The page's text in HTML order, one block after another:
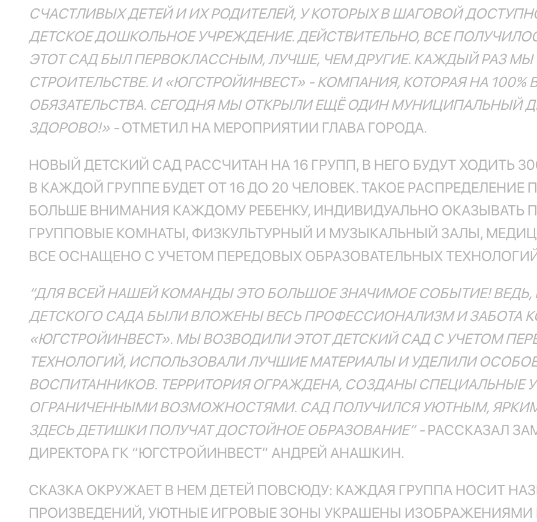
СЧАСТЛИВЫХ ДЕТЕЙ И ИХ РОДИТЕЛЕЙ, У КОТОРЫХ В ШАГОВОЙ
ДЕТСКОЕ ДОШКОЛЬНОЕ УЧРЕЖДЕНИЕ. ДЕЙСТВИТЕЛЬНО, ВСЕ
ЭТОТ САД БЫЛ ПЕРВОКЛАССНЫМ, ЛУЧШЕ, ЧЕМ ДРУГИЕ. КАЖДЫЙ РАЗ
СТРОИТЕЛЬСТВЕ. И «ЮГСТРОЙИНВЕСТ» - КОМПАНИЯ, КОТОРАЯ НА 100%
ОБЯЗАТЕЛЬСТВА. СЕГОДНЯ МЫ ОТКРЫЛИ ЕЩЁ ОДИН МУНИЦИПАЛЬНЫЙ
ЗДОРОВО!» -ОТМЕТИЛ НА МЕРОПРИЯТИИ ГЛАВА ГОРОДА.
НОВЫЙ ДЕТСКИЙ САД РАССЧИТАН НА 16 ГРУПП, В НЕГО БУДУТ ХОДИТЬ
В КАЖДОЙ ГРУППЕ БУДЕТ ОТ 16 ДО 20 ЧЕЛОВЕК. ТАКОЕ РАСПРЕДЕЛЕНИЕ
БОЛЬШЕ ВНИМАНИЯ КАЖДОМУ РЕБЕНКУ, ИНДИВИДУАЛЬНО ОКАЗЫВАТЬ
ГРУППОВЫЕ КОМНАТЫ, ФИЗКУЛЬТУРНЫЙ И МУЗЫКАЛЬНЫЙ ЗАЛЫ,
ВСЕ ОСНАЩЕНО С УЧЕТОМ ПЕРЕДОВЫХ ОБРАЗОВАТЕЛЬНЫХ
“ДЛЯ ВСЕЙ НАШЕЙ КОМАНДЫ ЭТО БОЛЬШОЕ ЗНАЧИМОЕ СОБЫТИЕ! ВЕДЬ,
ДЕТСКОГО САДА БЫЛИ ВЛОЖЕНЫ ВЕСЬ ПРОФЕССИОНАЛИЗМ И ЗАБОТА
«ЮГСТРОЙИНВЕСТ». МЫ ВОЗВОДИЛИ ЭТОТ ДЕТСКИЙ САД С УЧЕТОМ
ТЕХНОЛОГИЙ, ИСПОЛЬЗОВАЛИ ЛУЧШИЕ МАТЕРИАЛЫ И УДЕЛИЛИ
ВОСПИТАННИКОВ. ТЕРРИТОРИЯ ОГРАЖДЕНА, СОЗДАНЫ СПЕЦИАЛЬНЫЕ
ОГРАНИЧЕННЫМИ ВОЗМОЖНОСТЯМИ. САД ПОЛУЧИЛСЯ УЮТНЫМ,
ЗДЕСЬ ДЕТИШКИ ПОЛУЧАТ ДОСТОЙНОЕ ОБРАЗОВАНИЕ” -РАССКАЗАЛ
ДИРЕКТОРА ГК “ЮГСТРОЙИНВЕСТ” АНДРЕЙ АНАШКИН.
СКАЗКА ОКРУЖАЕТ В НЕМ ДЕТЕЙ ПОВСЮДУ: КАЖДАЯ ГРУППА НОСИТ
ПРОИЗВЕДЕНИЙ, УЮТНЫЕ ИГРОВЫЕ ЗОНЫ УКРАШЕНЫ